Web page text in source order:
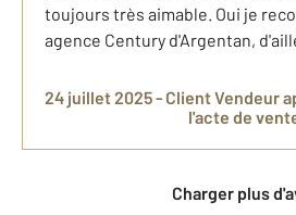
toujours très aimable. Oui je
agence Century d'Argentan,
24 juillet 2025 - Client Vendeur
l'acte de
Charger plus